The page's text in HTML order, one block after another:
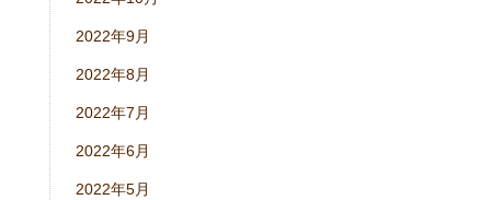
2022年9月
2022年8月
2022年7月
2022年6月
2022年5月